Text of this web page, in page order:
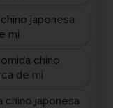
japonesa
mi
chino
de mi
chino japonesa